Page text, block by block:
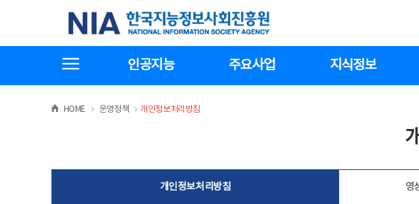
한국지능정보사회진흥원
인공지능 주요사업 지식정보
HOME >운영정책 >
개인정보처리방침
개인정보처리방침 영